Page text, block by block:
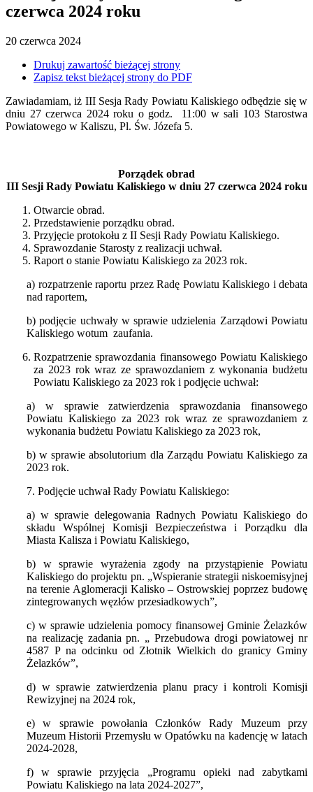
czerwca 2024 roku
20 czerwca 2024
Drukuj zawartość bieżącej strony
Zapisz tekst bieżącej strony do PDF
Zawiadamiam, iż III Sesja Rady Powiatu Kaliskiego odbędzie się w
dniu 27 czerwca 2024 roku o godz. 11:00 w sali 103 Starostwa
Powiatowego w Kaliszu, Pl. Św. Józefa 5.
Porządek obrad
III Sesji Rady Powiatu Kaliskiego w dniu 27 czerwca 2024 roku
Otwarcie obrad.
Przedstawienie porządku obrad.
Przyjęcie protokołu z II Sesji Rady Powiatu Kaliskiego.
Sprawozdanie Starosty z realizacji uchwał.
Raport o stanie Powiatu Kaliskiego za 2023 rok.
a) rozpatrzenie raportu przez Radę Powiatu Kaliskiego i debata
nad raportem,
b) podjęcie uchwały w sprawie udzielenia Zarządowi Powiatu
Kaliskiego wotum zaufania.
Rozpatrzenie sprawozdania finansowego Powiatu Kaliskiego
za 2023 rok wraz ze sprawozdaniem z wykonania budżetu
Powiatu Kaliskiego za 2023 rok i podjęcie uchwał:
a) w sprawie zatwierdzenia sprawozdania finansowego
Powiatu Kaliskiego za 2023 rok wraz ze sprawozdaniem z
wykonania budżetu Powiatu Kaliskiego za 2023 rok,
b) w sprawie absolutorium dla Zarządu Powiatu Kaliskiego za
2023 rok.
7. Podjęcie uchwał Rady Powiatu Kaliskiego:
a) w sprawie delegowania Radnych Powiatu Kaliskiego do
składu Wspólnej Komisji Bezpieczeństwa i Porządku dla
Miasta Kalisza i Powiatu Kaliskiego,
b) w sprawie wyrażenia zgody na przystąpienie Powiatu
Kaliskiego do projektu pn. „Wspieranie strategii niskoemisyjnej
na terenie Aglomeracji Kalisko – Ostrowskiej poprzez budowę
zintegrowanych węzłów przesiadkowych”,
c) w sprawie udzielenia pomocy finansowej Gminie Żelazków
na realizację zadania pn. „ Przebudowa drogi powiatowej nr
4587 P na odcinku od Złotnik Wielkich do granicy Gminy
Żelazków”,
d) w sprawie zatwierdzenia planu pracy i kontroli Komisji
Rewizyjnej na 2024 rok,
e) w sprawie powołania Członków Rady Muzeum przy
Muzeum Historii Przemysłu w Opatówku na kadencję w latach
2024-2028,
f) w sprawie przyjęcia „Programu opieki nad zabytkami
Powiatu Kaliskiego na lata 2024-2027”,